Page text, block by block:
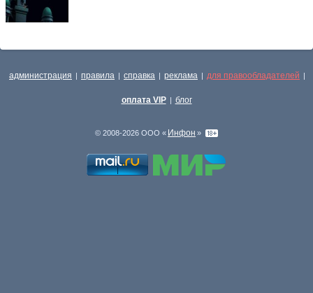
администрация | правила | справка | реклама | для правообладателей |
оплата VIP | блог
© 2008-2026 ООО « Инфон »